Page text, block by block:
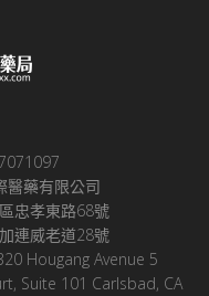
醫藥有限公司
忠孝東路68號
連威老道28號
Hougang Avenue 5
Suite 101 Carlsbad, CA